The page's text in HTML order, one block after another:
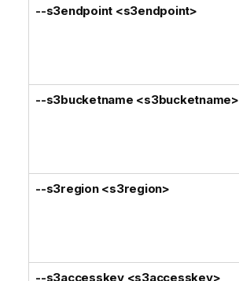
--s3endpoint <s3endpoint>
--s3bucketname <s3bucketname>
--s3region <s3region>
--s3accesskey <s3accesskey>